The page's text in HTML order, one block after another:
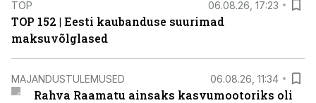
TOP 06.08.26, 17:23
TOP 152 | Eesti kaubanduse suurimad
maksuvõlglased
MAJANDUSTULEMUSED 06.08.26, 11:34
Rahva Raamatu ainsaks kasvumootoriks oli